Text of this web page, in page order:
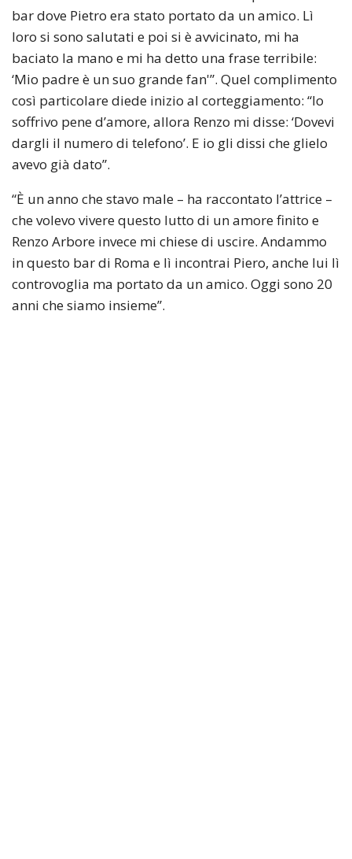
bar dove Pietro era stato portato da un amico. Lì
loro si sono salutati e poi si è avvicinato, mi ha
baciato la mano e mi ha detto una frase terribile:
‘Mio padre è un suo grande fan'”. Quel complimento
così particolare diede inizio al corteggiamento: “Io
soffrivo pene d’amore, allora Renzo mi disse: ‘Dovevi
dargli il numero di telefono’. E io gli dissi che glielo
avevo già dato”.
“È un anno che stavo male – ha raccontato l’attrice –
che volevo vivere questo lutto di un amore finito e
Renzo Arbore invece mi chiese di uscire. Andammo
in questo bar di Roma e lì incontrai Piero, anche lui lì
controvoglia ma portato da un amico. Oggi sono 20
anni che siamo insieme”.